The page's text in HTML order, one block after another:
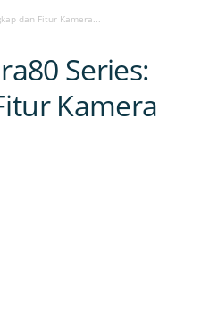
dan Fitur Kamera...
Series:
Kamera